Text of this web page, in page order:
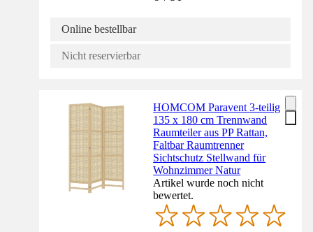
Online bestellbar
Nicht reservierbar
HOMCOM Paravent 3-teilig
135 x 180 cm Trennwand
Raumteiler aus PP Rattan,
Faltbar Raumtrenner
Sichtschutz Stellwand für
Wohnzimmer Natur
Artikel wurde noch nicht
bewertet.